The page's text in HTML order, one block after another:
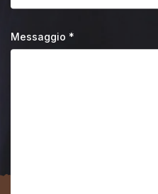
Messaggio *